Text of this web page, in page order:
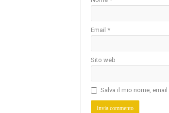
Email *
Sito web
Salva il mio nome,